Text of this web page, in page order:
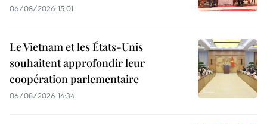
06/08/2026 15:01
Le Vietnam et les États-Unis
souhaitent approfondir leur
coopération parlementaire
06/08/2026 14:34